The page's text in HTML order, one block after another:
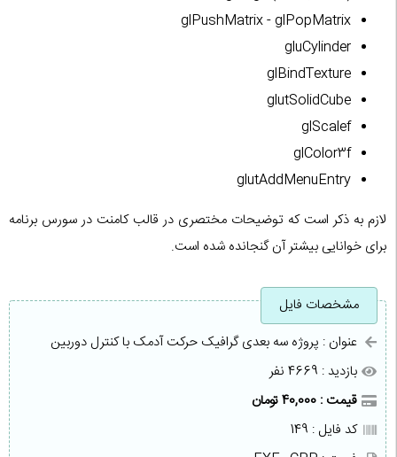
glPushMatrix - glPopMatrix
gluCylinder
glBindTexture
glutSolidCube
glScalef
glColor3f
glutAddMenuEntry
لازم به ذکر است که توضیحات مختصری در قالب کامنت در سورس برنامه
برای خوانایی بیشتر آن گنجانده شده است.
مشخصات فایل
عنوان : پروژه سه بعدی گرافیک حرکت آدمک با کنترل دوربین
بازدید : 4669 نفر
قیمت : 40,000 تومان
کد فایل : 149